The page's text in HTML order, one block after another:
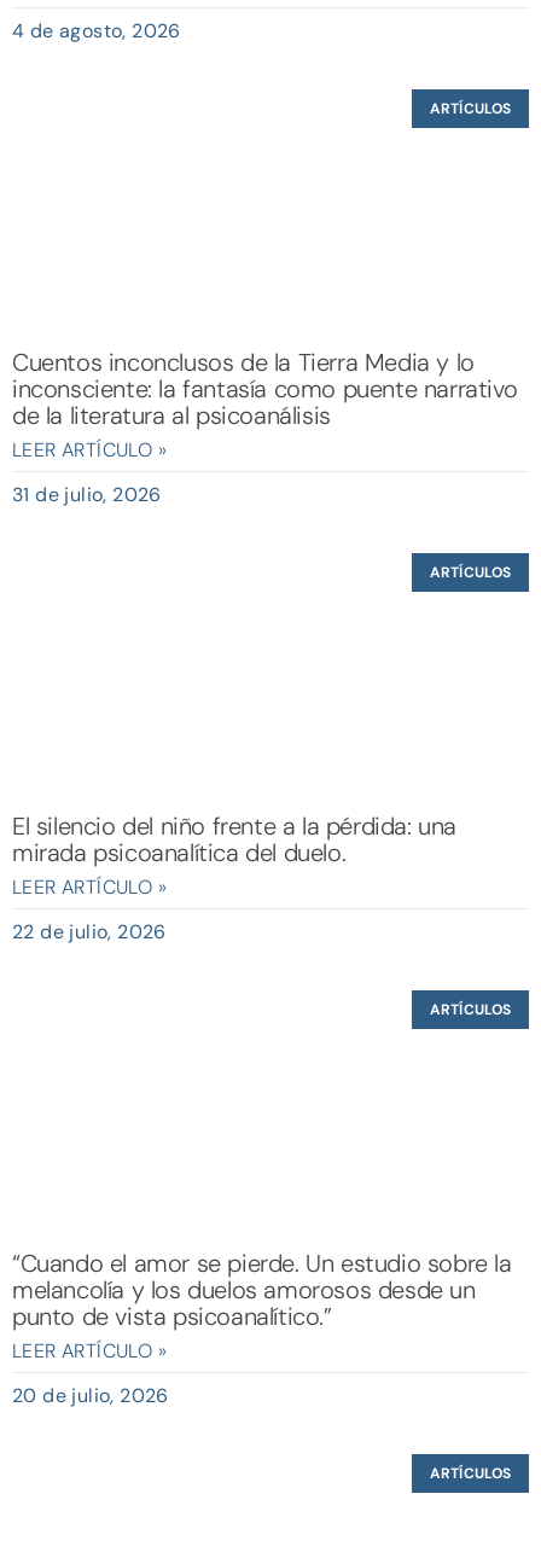
4 de agosto, 2026
ARTÍCULOS
Cuentos inconclusos de la Tierra Media y lo
inconsciente: la fantasía como puente narrativo
de la literatura al psicoanálisis
LEER ARTÍCULO »
31 de julio, 2026
ARTÍCULOS
El silencio del niño frente a la pérdida: una
mirada psicoanalítica del duelo.
LEER ARTÍCULO »
22 de julio, 2026
ARTÍCULOS
“Cuando el amor se pierde. Un estudio sobre la
melancolía y los duelos amorosos desde un
punto de vista psicoanalítico.”
LEER ARTÍCULO »
20 de julio, 2026
ARTÍCULOS